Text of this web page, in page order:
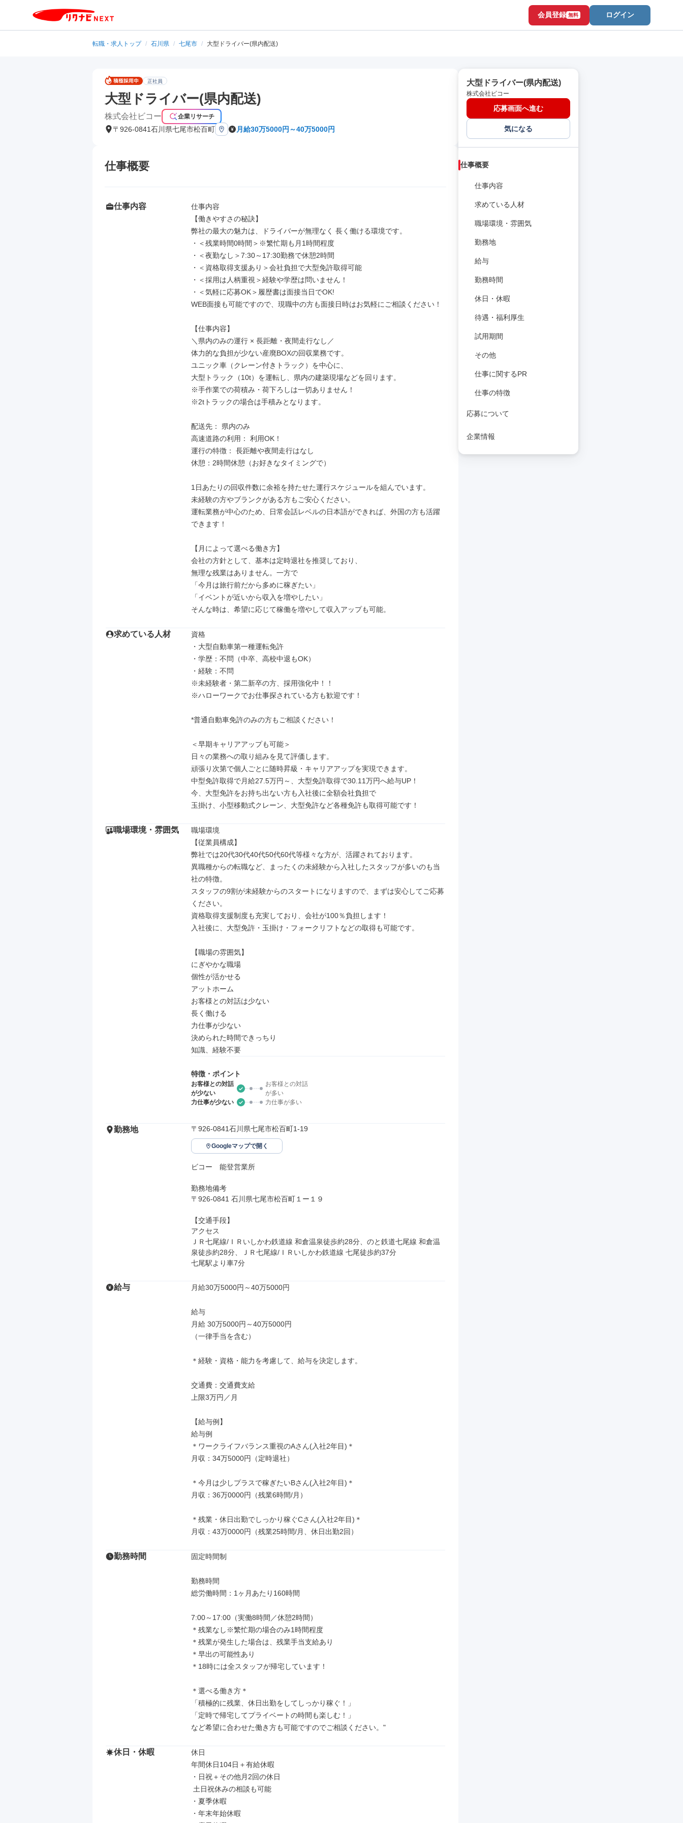
会員登録 無料 ログイン
転職・求人トップ / 石川県 / 七尾市 / 大型ドライバー(県内配送)
正社員
大型ドライバー(県内配送)
株式会社ビコー 企業リサーチ
〒926-0841石川県七尾市松百町 月給30万5000円～40万5000円
仕事概要
仕事内容
仕事内容
【働きやすさの秘訣】
弊社の最大の魅力は、ドライバーが無理なく 長く働ける環境です。
・＜残業時間0時間＞※繁忙期も月1時間程度
・＜夜勤なし＞7:30～17:30勤務で休憩2時間
・＜資格取得支援あり＞会社負担で大型免許取得可能
・＜採用は人柄重視＞経験や学歴は問いません！
・＜気軽に応募OK＞履歴書は面接当日でOK!
WEB面接も可能ですので、現職中の方も面接日時はお気軽にご相談ください！
【仕事内容】
＼県内のみの運行 × 長距離・夜間走行なし／
体力的な負担が少ない産廃BOXの回収業務です。
ユニック車（クレーン付きトラック）を中心に、
大型トラック（10t）を運転し、県内の建築現場などを回ります。
※手作業での荷積み・荷下ろしは一切ありません！
※2tトラックの場合は手積みとなります。
配送先： 県内のみ
高速道路の利用： 利用OK！
運行の特徴： 長距離や夜間走行はなし
休憩：2時間休憩（お好きなタイミングで）
1日あたりの回収件数に余裕を持たせた運行スケジュールを組んでいます。
未経験の方やブランクがある方もご安心ください。
運転業務が中心のため、日常会話レベルの日本語ができれば、外国の方も活躍
できます！
【月によって選べる働き方】
会社の方針として、基本は定時退社を推奨しており、
無理な残業はありません。一方で
「今月は旅行前だから多めに稼ぎたい」
「イベントが近いから収入を増やしたい」
そんな時は、希望に応じて稼働を増やして収入アップも可能。
求めている人材
資格
・大型自動車第一種運転免許
・学歴：不問（中卒、高校中退もOK）
・経験：不問
※未経験者・第二新卒の方、採用強化中！！
※ハローワークでお仕事探されている方も歓迎です！
*普通自動車免許のみの方もご相談ください！
＜早期キャリアアップも可能＞
日々の業務への取り組みを見て評価します。
頑張り次第で個人ごとに随時昇級・キャリアアップを実現できます。
中型免許取得で月給27.5万円～、大型免許取得で30.11万円へ給与UP！
今、大型免許をお持ち出ない方も入社後に全額会社負担で
玉掛け、小型移動式クレーン、大型免許など各種免許も取得可能です！
職場環境・雰囲気
職場環境
【従業員構成】
弊社では20代30代40代50代60代等様々な方が、活躍されております。
異職種からの転職など、まったくの未経験から入社したスタッフが多いのも当
社の特徴。
スタッフの9割が未経験からのスタートになりますので、まずは安心してご応募
ください。
資格取得支援制度も充実しており、会社が100％負担します！
入社後に、大型免許・玉掛け・フォークリフトなどの取得も可能です。
【職場の雰囲気】
にぎやかな職場
個性が活かせる
アットホーム
お客様との対話は少ない
長く働ける
力仕事が少ない
決められた時間できっちり
知識、経験不要
特徴・ポイント
お客様との対話
が少ない
お客様との対話
が多い
力仕事が少ない
力仕事が多い
勤務地 〒926-0841石川県七尾市松百町1-19
Googleマップで開く
ビコー　能登営業所
勤務地備考
〒926-0841 石川県七尾市松百町１ー１９
【交通手段】
アクセス
ＪＲ七尾線/ＩＲいしかわ鉄道線 和倉温泉徒歩約28分、のと鉄道七尾線 和倉温
泉徒歩約28分、ＪＲ七尾線/ＩＲいしかわ鉄道線 七尾徒歩約37分
七尾駅より車7分
給与 月給30万5000円～40万5000円
給与
月給 30万5000円～40万5000円
（一律手当を含む）
＊経験・資格・能力を考慮して、給与を決定します。
交通費：交通費支給
上限3万円／月
【給与例】
給与例
＊ワークライフバランス重視のAさん(入社2年目)＊
月収：34万5000円（定時退社）
＊今月は少しプラスで稼ぎたいBさん(入社2年目)＊
月収：36万0000円（残業6時間/月）
＊残業・休日出勤でしっかり稼ぐCさん(入社2年目)＊
月収：43万0000円（残業25時間/月、休日出勤2回）
勤務時間 固定時間制
勤務時間
総労働時間：1ヶ月あたり160時間
7:00～17:00（実働8時間／休憩2時間）
＊残業なし※繁忙期の場合のみ1時間程度
＊残業が発生した場合は、残業手当支給あり
＊早出の可能性あり
＊18時には全スタッフが帰宅しています！
＊選べる働き方＊
「積極的に残業、休日出勤をしてしっかり稼ぐ！」
「定時で帰宅してプライベートの時間も楽しむ！」
など希望に合わせた働き方も可能ですのでご相談ください。"
休日・休暇
休日
年間休日104日＋有給休暇
・日祝＋その他月2回の休日
・夏季休暇
・年末年始休暇
大型ドライバー(県内配送)
株式会社ビコー
応募画面へ進む
気になる
仕事概要
仕事内容
求めている人材
職場環境・雰囲気
勤務地
給与
勤務時間
休日・休暇
待遇・福利厚生
試用期間
その他
仕事に関するPR
仕事の特徴
応募について
企業情報